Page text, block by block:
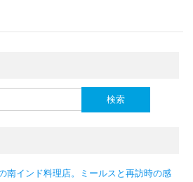
南インド料理店。ミールスと再訪時の感